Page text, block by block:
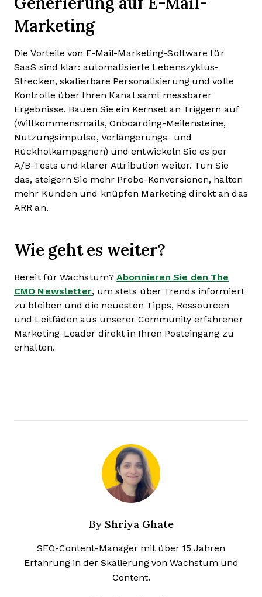
Marketing
Die Vorteile von E-Mail-Marketing-Software für
SaaS sind klar: automatisierte Lebenszyklus-
Strecken, skalierbare Personalisierung und volle
Kontrolle über Ihren Kanal samt messbarer
Ergebnisse. Bauen Sie ein Kernset an Triggern auf
(Willkommensmails, Onboarding-Meilensteine,
Nutzungsimpulse, Verlängerungs- und
Rückholkampagnen) und entwickeln Sie es per
A/B-Tests und klarer Attribution weiter. Tun Sie
das, steigern Sie mehr Probe-Konversionen, halten
mehr Kunden und knüpfen Marketing direkt an das
ARR an.
Wie geht es weiter?
Bereit für Wachstum?Abonnieren Sie den The
CMO Newsletter, um stets über Trends informiert
zu bleiben und die neuesten Tipps, Ressourcen
und Leitfäden aus unserer Community erfahrener
Marketing-Leader direkt in Ihren Posteingang zu
erhalten.
By Shriya Ghate
SEO-Content-Manager mit über 15 Jahren
Erfahrung in der Skalierung von Wachstum und
Content.